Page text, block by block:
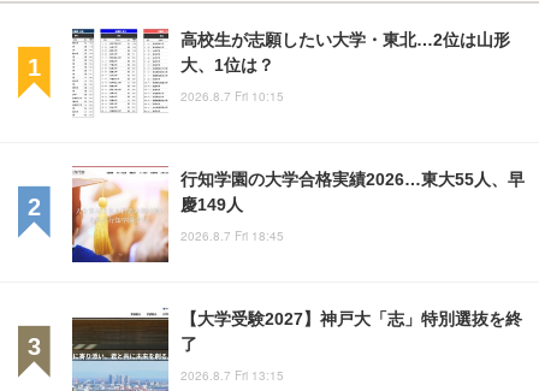
高校生が志願したい大学・東北…2位は山形
大、1位は？
2026.8.7 Fri 10:15
行知学園の大学合格実績2026…東大55人、早
慶149人
2026.8.7 Fri 18:45
【大学受験2027】神戸大「志」特別選抜を終
了
2026.8.7 Fri 13:15